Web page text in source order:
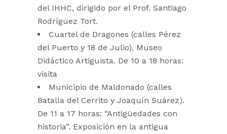
del IHHC, dirigido por el Prof. Santiago
Rodríguez Tort.
Cuartel de Dragones (calles Pérez
del Puerto y 18 de Julio). Museo
Didáctico Artiguista. De 10 a 18 horas:
visita
Municipio de Maldonado (calles
Batalla del Cerrito y Joaquín Suárez).
De 11 a 17 horas: “Antigüedades con
historia”. Exposición en la antigua